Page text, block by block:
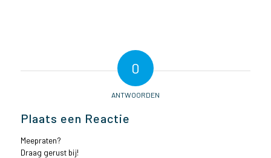
0
ANTWOORDEN
Plaats een Reactie
Meepraten?
Draag gerust bij!